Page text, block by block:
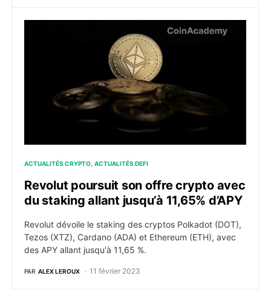
Revolut poursuit son offre crypto avec du staking
ACTUALITÉS CRYPTO ACTUALITÉS DEFI
Revolut poursuit son offre crypto avec
du staking allant jusqu’à 11,65% d’APY
Revolut dévoile le staking des cryptos Polkadot (DOT),
Tezos (XTZ), Cardano (ADA) et Ethereum (ETH), avec
des APY allant jusqu'à 11,65 %.
PAR ALEX LEROUX 11 février 2023